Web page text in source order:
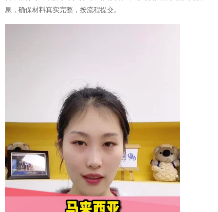
息，确保材料真实完整，按流程提交。